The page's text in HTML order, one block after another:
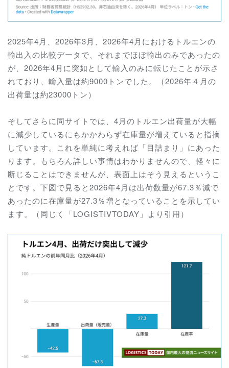
2025年4月、2026年3月、2026年4月におけるトルエンの
輸出入の比較データで、それまでほぼ輸出のみであったの
が、2026年4月に突如として輸入のみに転じたことが示さ
れており、輸入量は約9000トンでした。（2026年４月の
出荷量は約23000トン）
そしてさらに同サイトでは、4月のトルエン出荷量が大幅
に減少しているにもかかわらず在庫量が増えていると指摘
しています。これを単純に考えれば「目詰まり」にあった
ります。もちろん詳しい事情はわかりませんので、軽々に
断じることはできませんが、表面上はそう見えるというこ
とです。下図で見ると2026年4月は出荷数量が67.3％減で
あったのに在庫量が27.3％増となっていることを示してい
ます。（同じく「LOGISTIVTODAY」より引用）